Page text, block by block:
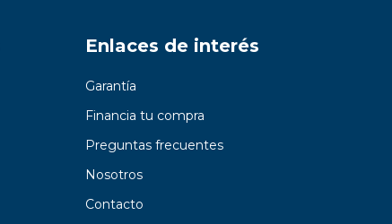
Enlaces de interés
Garantía
Financia tu compra
Preguntas frecuentes
Nosotros
Contacto